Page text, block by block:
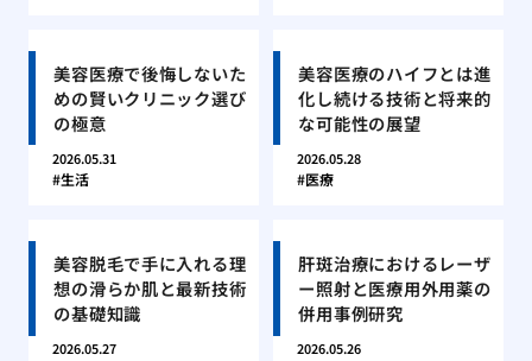
美容医療で後悔しないた
めの賢いクリニック選び
の極意
2026.05.31
生活
美容医療のハイフとは進
化し続ける技術と将来的
な可能性の展望
2026.05.28
医療
美容脱毛で手に入れる理
想の滑らか肌と最新技術
の基礎知識
2026.05.27
肝斑治療におけるレーザ
ー照射と医療用外用薬の
併用事例研究
2026.05.26